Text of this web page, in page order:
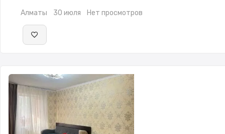
Алматы 30 июля Нет просмотров